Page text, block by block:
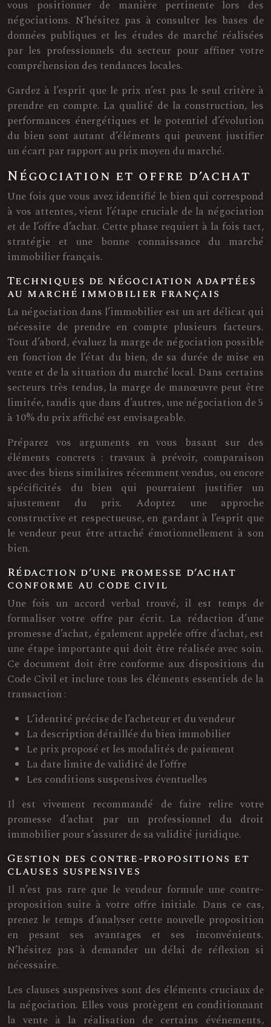
vous positionner de manière pertinente lors des
négociations. N’hésitez pas à consulter les bases de
données publiques et les études de marché réalisées
par les professionnels du secteur pour affiner votre
compréhension des tendances locales.
Gardez à l’esprit que le prix n’est pas le seul critère à
prendre en compte. La qualité de la construction, les
performances énergétiques et le potentiel d’évolution
du bien sont autant d’éléments qui peuvent justifier
un écart par rapport au prix moyen du marché.
Négociation et offre d’achat
Une fois que vous avez identifié le bien qui correspond
à vos attentes, vient l’étape cruciale de la négociation
et de l’offre d’achat. Cette phase requiert à la fois tact,
stratégie et une bonne connaissance du marché
immobilier français.
Techniques de négociation adaptées
au marché immobilier français
La négociation dans l’immobilier est un art délicat qui
nécessite de prendre en compte plusieurs facteurs.
Tout d’abord, évaluez la marge de négociation possible
en fonction de l’état du bien, de sa durée de mise en
vente et de la situation du marché local. Dans certains
secteurs très tendus, la marge de manœuvre peut être
limitée, tandis que dans d’autres, une négociation de 5
à 10% du prix affiché est envisageable.
Préparez vos arguments en vous basant sur des
éléments concrets : travaux à prévoir, comparaison
avec des biens similaires récemment vendus, ou encore
spécificités du bien qui pourraient justifier un
ajustement du prix. Adoptez une approche
constructive et respectueuse, en gardant à l’esprit que
le vendeur peut être attaché émotionnellement à son
bien.
Rédaction d’une promesse d’achat
conforme au code civil
Une fois un accord verbal trouvé, il est temps de
formaliser votre offre par écrit. La rédaction d’une
promesse d’achat, également appelée offre d’achat, est
une étape importante qui doit être réalisée avec soin.
Ce document doit être conforme aux dispositions du
Code Civil et inclure tous les éléments essentiels de la
transaction :
L’identité précise de l’acheteur et du vendeur
La description détaillée du bien immobilier
Le prix proposé et les modalités de paiement
La date limite de validité de l’offre
Les conditions suspensives éventuelles
Il est vivement recommandé de faire relire votre
promesse d’achat par un professionnel du droit
immobilier pour s’assurer de sa validité juridique.
Gestion des contre-propositions et
clauses suspensives
Il n’est pas rare que le vendeur formule une contre-
proposition suite à votre offre initiale. Dans ce cas,
prenez le temps d’analyser cette nouvelle proposition
en pesant ses avantages et ses inconvénients.
N’hésitez pas à demander un délai de réflexion si
nécessaire.
Les clauses suspensives sont des éléments cruciaux de
la négociation. Elles vous protègent en conditionnant
la vente à la réalisation de certains événements,